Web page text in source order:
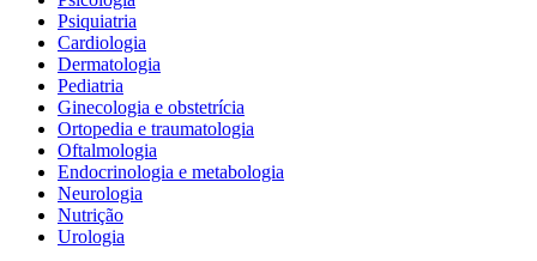
Psiquiatria
Cardiologia
Dermatologia
Pediatria
Ginecologia e obstetrícia
Ortopedia e traumatologia
Oftalmologia
Endocrinologia e metabologia
Neurologia
Nutrição
Urologia